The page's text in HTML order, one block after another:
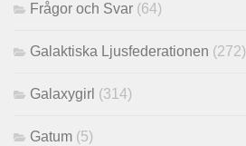
Frågor och Svar (64)
Galaktiska Ljusfederationen (272)
Galaxygirl (314)
Gatum (5)